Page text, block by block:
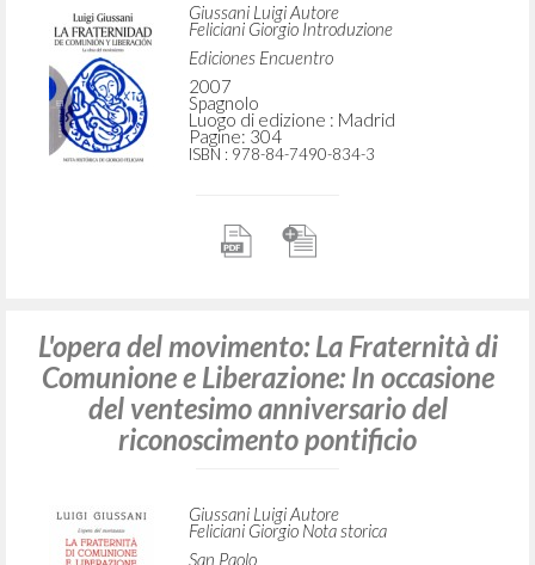
Giussani Luigi Autore
Feliciani Giorgio Introduzione
Ediciones Encuentro
2007
Spagnolo
Luogo di edizione : Madrid
Pagine: 304
ISBN : 978-84-7490-834-3
L'opera del movimento: La Fraternità di
Comunione e Liberazione: In occasione
del ventesimo anniversario del
riconoscimento pontificio
Giussani Luigi Autore
Feliciani Giorgio Nota storica
San Paolo